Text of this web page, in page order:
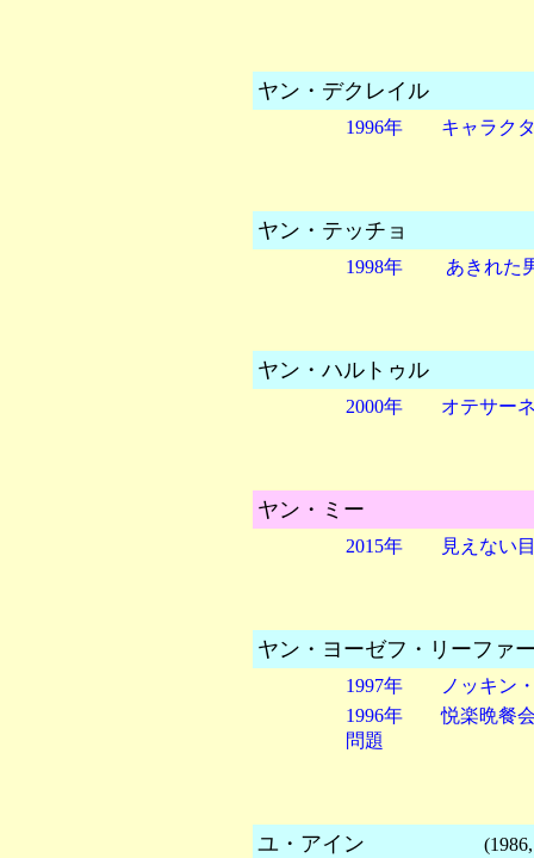
ヤン・デクレイル
1996年 キャラクタ
ヤン・テッチョ
1998年 あきれた
ヤン・ハルトゥル
2000年 オテサー
ヤン・ミー
2015年 見えない
ヤン・ヨーゼフ・リーフ
1997年 ノッキン・
1996年 悦楽晩餐会
問題
ユ・アイン